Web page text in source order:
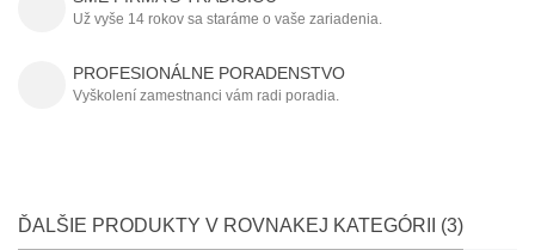
Už vyše 14 rokov sa staráme o vaše zariadenia.
PROFESIONÁLNE PORADENSTVO
Vyškolení zamestnanci vám radi poradia.
ĎALŠIE PRODUKTY V ROVNAKEJ KATEGÓRII (3)